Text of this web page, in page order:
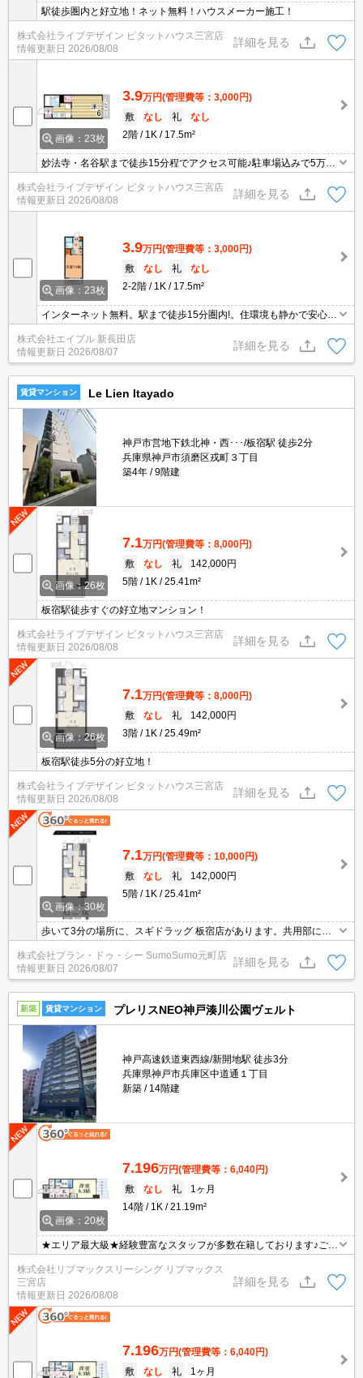
駅徒歩圏内と好立地！ネット無料！ハウスメーカー施工！
株式会社ライブデザイン ピタットハウス三宮店
情報更新日 2026/08/08
詳細を見る
画像：23枚
3.9万円(管理費等：3,000円)
敷
なし 礼
なし
2階
1K 17.5m²
妙法寺・名谷駅まで徒歩15分程でアクセス可能♪駐車場込みで5万円
以下の家賃が魅力ですね♪
株式会社ライブデザイン ピタットハウス三宮店
情報更新日 2026/08/08
詳細を見る
画像：23枚
3.9万円(管理費等：3,000円)
敷
なし 礼
なし
2-2階
1K 17.5m²
インターネット無料。駅まで徒歩15分圏内!。住環境も静かで安心で
すよ。生活便利な立地です。宅配ボックスあり。初めての一人暮ら
しはこのお部屋から。過ごしやすい生活環境が整っています。室内
洗濯機置場。
株式会社エイブル 新長田店
情報更新日 2026/08/07
詳細を見る
賃貸マンション Le Lien Itayado
神戸市営地下鉄北神・西･･･/板宿駅 徒歩2分
兵庫県神戸市須磨区戎町３丁目
築4年
9階建
画像：26枚
7.1万円(管理費等：8,000円)
敷
なし 礼
142,000円
5階
1K 25.41m²
板宿駅徒歩すぐの好立地マンション！
株式会社ライブデザイン ピタットハウス三宮店
情報更新日 2026/08/08
詳細を見る
画像：26枚
7.1万円(管理費等：8,000円)
敷
なし 礼
142,000円
3階
1K 25.49m²
板宿駅徒歩5分の好立地！
株式会社ライブデザイン ピタットハウス三宮店
情報更新日 2026/08/08
詳細を見る
画像：30枚
7.1万円(管理費等：10,000円)
敷
なし 礼
142,000円
5階
1K 25.41m²
歩いて3分の場所に、スギドラッグ 板宿店があります。共用部には
受け取ることができます。セキュリティ面は、TVインターホン・オ
ートロックなどを設置しているので安全面でも優れております。イ
ンターネットをご利用いただけます。
株式会社プラン・ドゥ・シー SumoSumo元町店
情報更新日 2026/08/07
詳細を見る
新築 賃貸マンション プレリスNEO神戸湊川公園ヴェルト
神戸高速鉄道東西線/新開地駅 徒歩3分
兵庫県神戸市兵庫区中道通１丁目
新築
14階建
画像：20枚
7.196万円(管理費等：6,040円)
敷
なし 礼
1ヶ月
14階
1K 21.19m²
★エリア最大級★経験豊富なスタッフが多数在籍しております♪ご要
望がありましたらお申し付けください！初期費用クレジット支払可
能！オンライン内覧・オンライン契約等弊社に一度も来店せずとも
問題ありません♪弊社ではネットに掲載されている物件も全てご紹介
可能になりますので気になる物件は全て申し付けください★インタ
ーネット無料★
株式会社リブマックスリーシング リブマックス
三宮店
情報更新日 2026/08/08
詳細を見る
7.196万円(管理費等：6,040円)
敷
なし 礼
1ヶ月